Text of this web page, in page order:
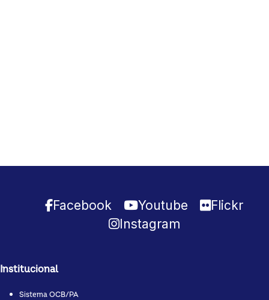
Facebook Youtube
Flickr
Instagram
Institucional
Sistema OCB/PA